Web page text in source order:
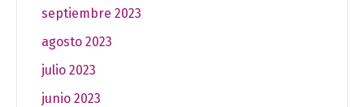
septiembre 2023
agosto 2023
julio 2023
junio 2023